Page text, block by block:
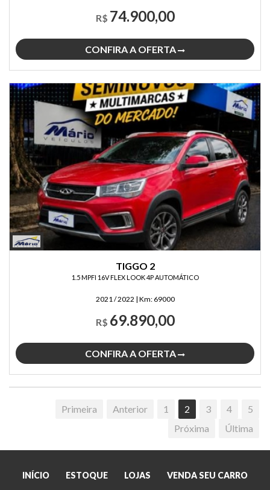
R$ 74.900,00
CONFIRA A OFERTA
TIGGO 2
1.5 MPFI 16V FLEX LOOK 4P AUTOMÁTICO
2021 / 2022 | Km: 69000
R$ 69.890,00
CONFIRA A OFERTA
Primeira Anterior 1 2 3 4
5
Próxima
Última
INÍCIO ESTOQUE LOJAS VENDA SEU CARRO